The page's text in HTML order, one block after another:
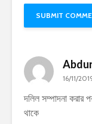
16/11/
দলিল সম্পাদনা করার
থাকে